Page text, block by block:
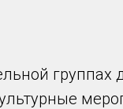
группах